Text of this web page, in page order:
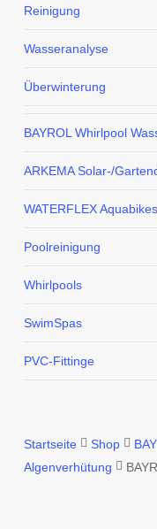
Reinigung
Wasseranalyse
Überwinterung
BAYROL Whirlpool
ARKEMA Solar-/
WATERFLEX Aquabikes
Poolreinigung
Whirlpools
SwimSpas
PVC-Fittinge
Startseite Shop
Algenverhütung